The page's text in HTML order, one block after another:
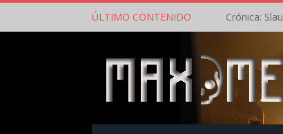
ÚLTIMO CONTENIDO